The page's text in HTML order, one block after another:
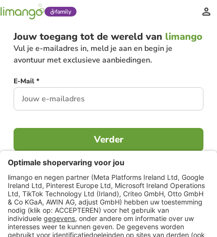
family
Jouw toegang tot de wereld van limango
Vul je e-mailadres in, meld je aan en begin je
avontuur met exclusieve aanbiedingen.
E-Mail *
Verder
Al lid?Inloggen
PrivacyinstellingenAlgemene voorwaardenPrivacybeleidColofon